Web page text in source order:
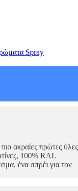
Spray
ακραίες πρώτες ύλες
100% RAL
ένα σπρέι για τον